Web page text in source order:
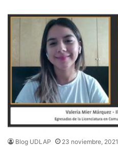
Blog UDLAP 23 noviembre, 2021